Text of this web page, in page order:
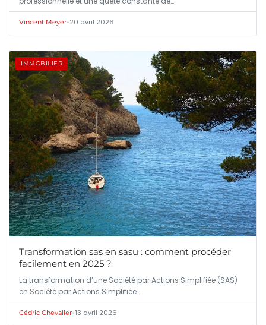
Vincent Meyer•20 avril 2026
IMMOBILIER
Transformation sas en sasu : comment procéder
facilement en 2025 ?
La transformation d’une Société par Actions Simplifiée (SAS)
en Société par Actions Simplifiée…
Cédric Chevalier•13 avril 2026